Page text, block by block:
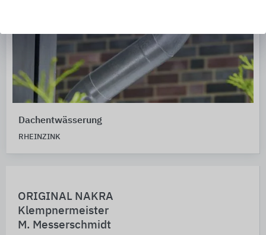
ORIGINAL NAKRA
Klempnermeister
M. Messerschmidt
Dachentwässerung
RHEINZINK